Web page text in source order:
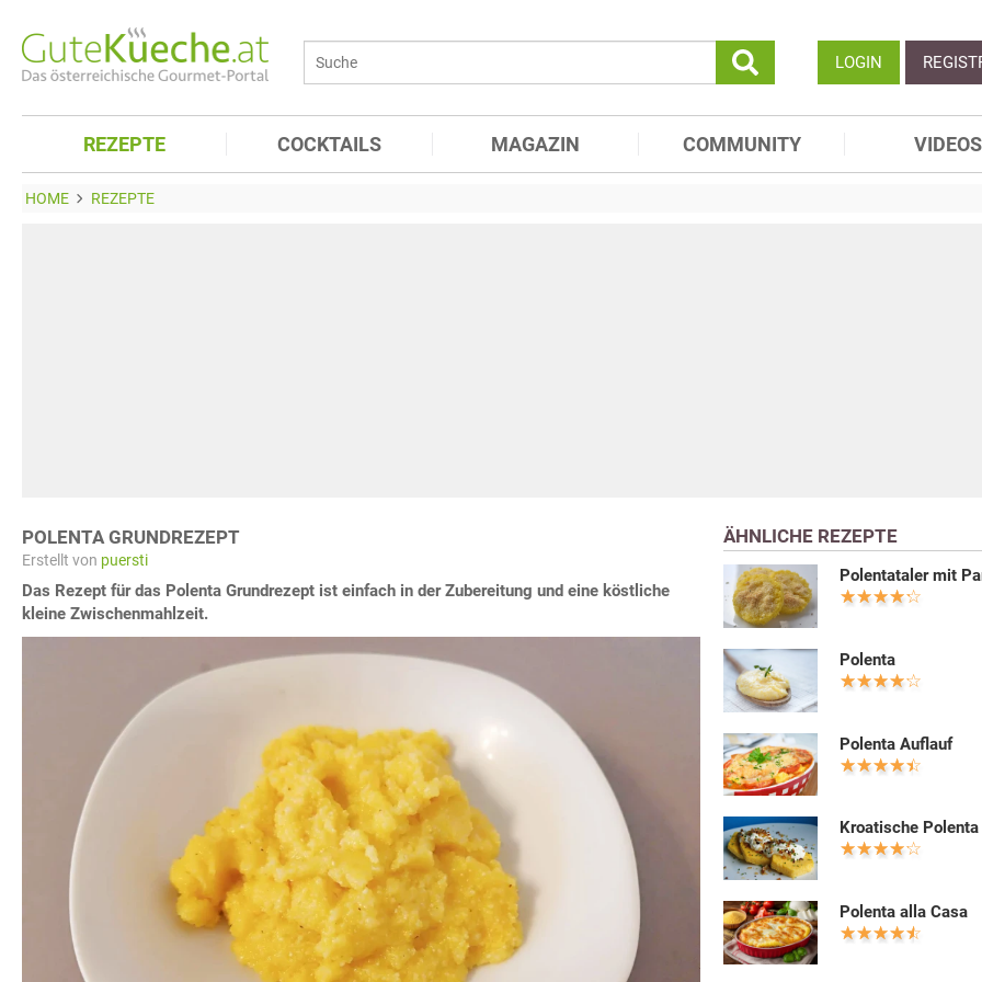
LOGIN
REZEPTE COCKTAILS MAGAZIN COMMUNITY VIDEOS
HOME REZEPTE
POLENTA GRUNDREZEPT
Erstellt von puersti
Das Rezept für das Polenta Grundrezept ist einfach in der Zubereitung und eine köstliche
kleine Zwischenmahlzeit.
ÄHNLICHE REZEPTE
Polentataler mit
Polenta
Polenta Auflauf
Kroatische Polenta
Polenta alla Casa